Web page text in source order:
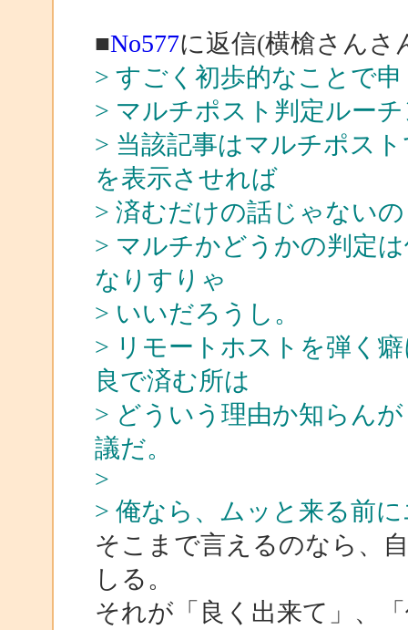
■No577に返信(横槍さんさ
> すごく初歩的なことで
> マルチポスト判定ルー
> 当該記事はマルチポス
を表示させれば
> 済むだけの話じゃない
> マルチかどうかの判定
なりすりゃ
> いいだろうし。
> リモートホストを弾く
良で済む所は
> どういう理由か知らん
議だ。
>
> 俺なら、ムッと来る前
そこまで言えるのなら、
しる。
それが「良く出来て」、